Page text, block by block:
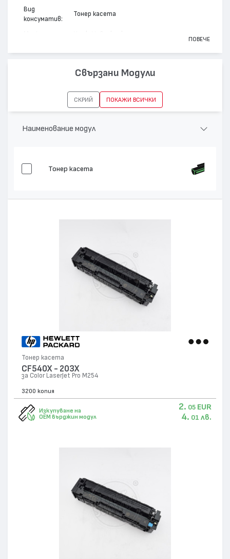
Вид
консуматив:
Тонер касета
Color LaserJet Pro M254, Color LaserJet Pro
M280 MFP, Color LaserJet Pro M281 MFP
ПОВЕЧЕ
Свързани Модули
СКРИЙ ПОКАЖИ ВСИЧКИ
Наименование модул
Тонер касета
Тонер касета
CF540X - 203X
за Color LaserJet Pro M254
3200 копия
Изкупуване на
OEM върджин модул
2. 05 EUR
4. 01 лв.